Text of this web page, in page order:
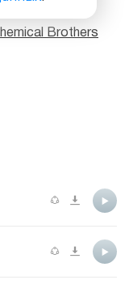
Brothers